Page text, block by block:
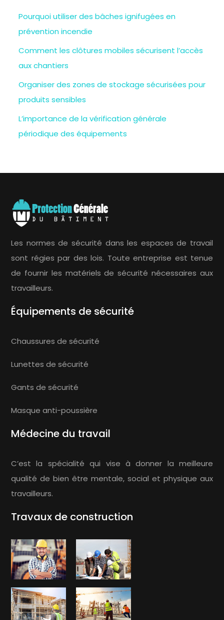
Pourquoi utiliser des bâches ignifugées en
prévention incendie
Comment les clôtures mobiles sécurisent l’accès
aux chantiers
Organiser des zones de stockage sécurisées pour
produits sensibles
L’importance de la vérification générale
périodique des équipements
Les normes de sécurité dans les espaces de travail
sont régies par des lois. Toute entreprise est tenue
de fournir les matériels de sécurité nécessaires aux
travailleurs.
Équipements de sécurité
Chaussures de sécurité
Lunettes de sécurité
Gants de sécurité
Masque anti-poussière
Médecine du travail
C’est la spécialité qui vise à donner la meilleure
qualité de bien être mentale, social et physique aux
travailleurs.
Travaux de construction